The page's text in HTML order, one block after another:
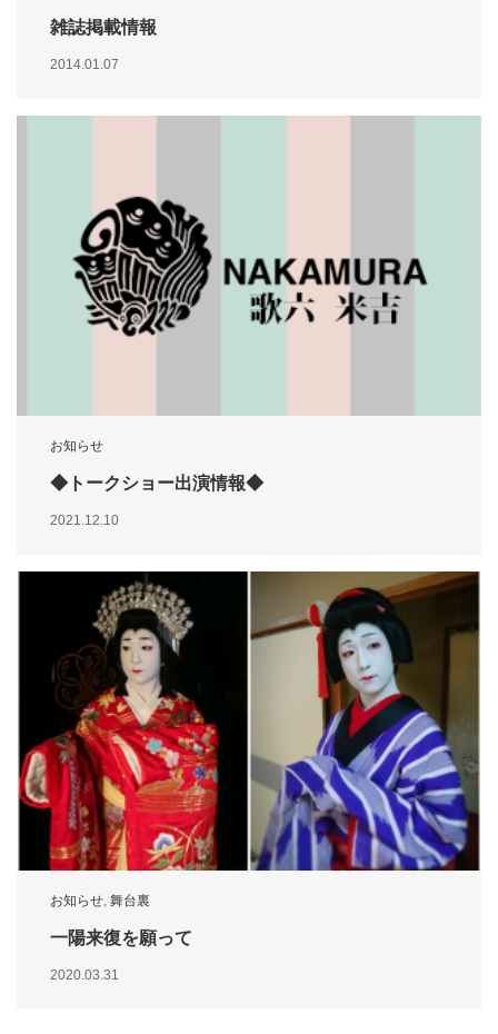
雑誌掲載情報
2014.01.07
お知らせ
◆トークショー出演情報◆
2021.12.10
お知らせ, 舞台裏
一陽来復を願って
2020.03.31